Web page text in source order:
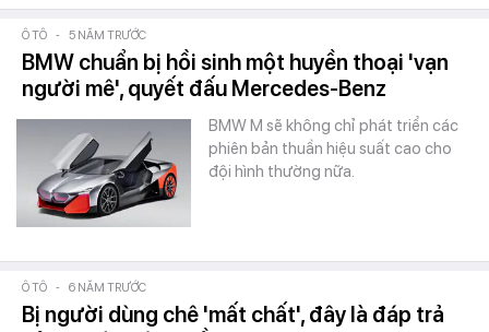
Ô TÔ - 5 NĂM TRƯỚC
BMW chuẩn bị hồi sinh một huyền thoại 'vạn
người mê', quyết đấu Mercedes-Benz
BMW M sẽ không chỉ phát triển các
phiên bản thuần hiệu suất cao cho
đội hình thường nữa.
Ô TÔ - 6 NĂM TRƯỚC
Bị người dùng chê 'mất chất', đây là đáp trả